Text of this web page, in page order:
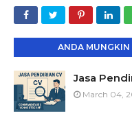
ANDA
Jasa
March 04,